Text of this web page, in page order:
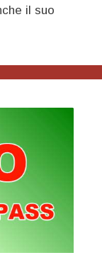
il suo